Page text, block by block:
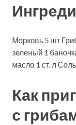
Морковь 5 шт
зеленый 1
масло 1 ст. лСоль
Как
с